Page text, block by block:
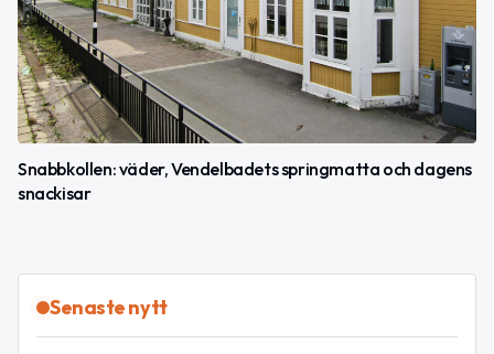
Snabbkollen: väder, Vendelbadets springmatta och dagens
snackisar
Senaste nytt